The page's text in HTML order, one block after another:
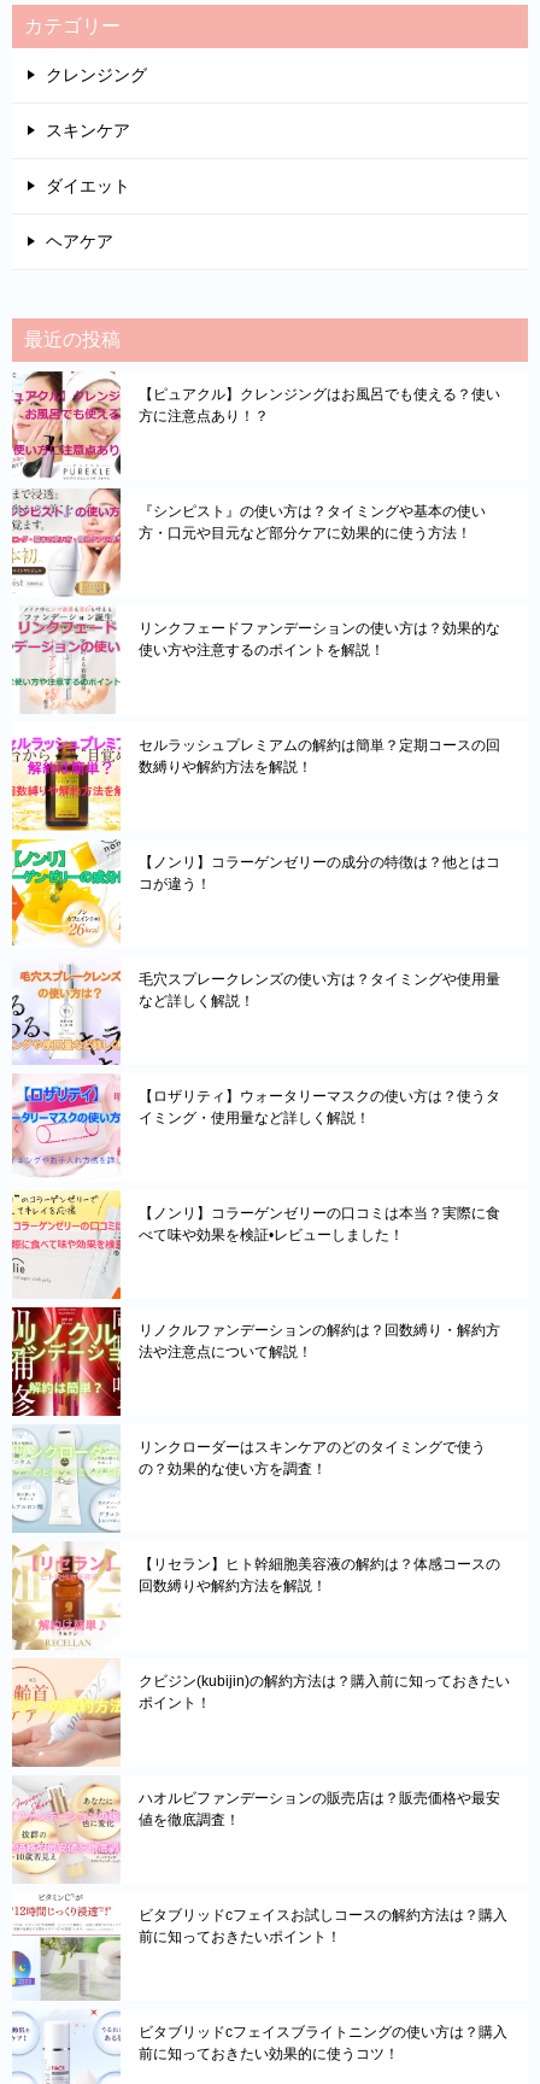
シ
ョ
カテゴリー
クレンジング
スキンケア
ダイエット
ヘアケア
最近の投稿
【ピュアクル】クレンジングはお風呂でも使える？使い
方に注意点あり！？
『シンピスト』の使い方は？タイミングや基本の使い
方・口元や目元など部分ケアに効果的に使う方法！
リンクフェードファンデーションの使い方は？効果的な
使い方や注意するのポイントを解説！
セルラッシュプレミアムの解約は簡単？定期コースの回
数縛りや解約方法を解説！
【ノンリ】コラーゲンゼリーの成分の特徴は？他とはコ
コが違う！
毛穴スプレークレンズの使い方は？タイミングや使用量
など詳しく解説！
【ロザリティ】ウォータリーマスクの使い方は？使うタ
イミング・使用量など詳しく解説！
【ノンリ】コラーゲンゼリーの口コミは本当？実際に食
べて味や効果を検証•レビューしました！
リノクルファンデーションの解約は？回数縛り・解約方
法や注意点について解説！
リンクローダーはスキンケアのどのタイミングで使う
の？効果的な使い方を調査！
【リセラン】ヒト幹細胞美容液の解約は？体感コースの
回数縛りや解約方法を解説！
クビジン(kubijin)の解約方法は？購入前に知っておきたい
ポイント！
ハオルビファンデーションの販売店は？販売価格や最安
値を徹底調査！
ビタブリッドcフェイスお試しコースの解約方法は？購入
前に知っておきたいポイント！
ビタブリッドcフェイスブライトニングの使い方は？購入
前に知っておきたい効果的に使うコツ！